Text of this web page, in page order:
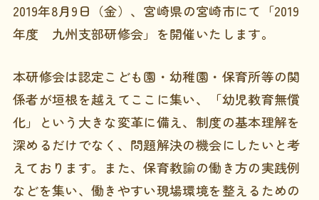
2019年8月9日（金）、宮崎県の宮崎市にて「2019
年度 九州支部研修会」を開催いたします。
本研修会は認定こども園・幼稚園・保育所等の関
係者が垣根を越えてここに集い、「幼児教育無償
化」という大きな変革に備え、制度の基本理解を
深めるだけでなく、問題解決の機会にしたいと考
えております。また、保育教諭の働き方の実践例
などを集い、働きやすい現場環境を整えるための